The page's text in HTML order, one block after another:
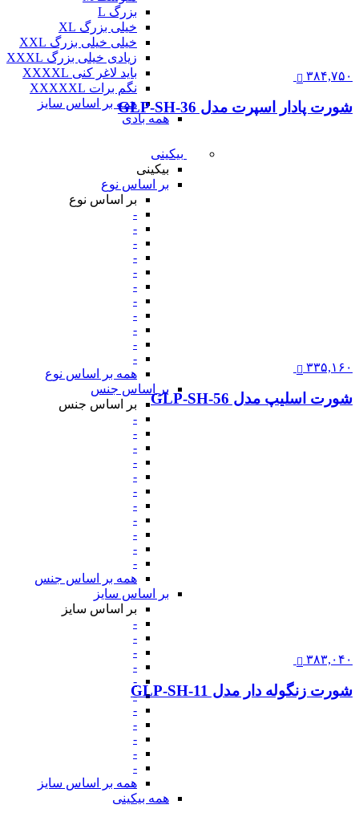
بزرگ L
خیلی بزرگ XL
خیلی خیلی بزرگ XXL
زیادی خیلی بزرگ XXXL
باید لاغر کنی XXXXL
نگم برات XXXXXL
همه بر اساس سایز
همه بادی
بیکینی
بیکینی
بر اساس نوع
بر اساس نوع
-
-
-
-
-
-
-
-
-
-
-
همه بر اساس نوع
بر اساس جنس
بر اساس جنس
-
-
-
-
-
-
-
-
-
-
-
همه بر اساس جنس
بر اساس سایز
بر اساس سایز
-
-
-
-
-
-
-
-
-
-
-
همه بر اساس سایز
همه بیکینی
۳۸۴,۷۵۰
شورت پادار اسپرت مدل GLP-SH-36
۳۳۵,۱۶۰
شورت اسلیپ مدل GLP-SH-56
۳۸۳,۰۴۰
شورت زنگوله دار مدل GLP-SH-11